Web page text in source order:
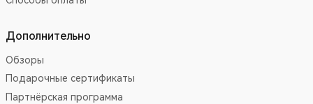
Дополнительно
Обзоры
Подарочные сертификаты
Партнёрская программа